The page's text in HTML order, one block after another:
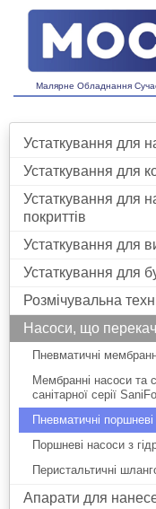
Малярне Обладнання
Устаткування для
Устаткування для
Устаткування для
покриттів
Устаткування для
Устаткування для
Розмічувальна
Насоси, що
Пневматичні
Мембранні насоси та
санітарної серії
Пневматичні
Поршневі насоси з
Перистальтичні
Апарати для